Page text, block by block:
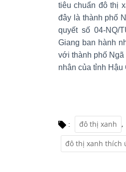
tiêu chuẩn đô thị
đây là thành phố
quyết số 04-NQ/
Giang ban hành
với thành phố Ngã
nhân của tỉnh Hậu
: đô thị xanh ,
đô thị xanh thích